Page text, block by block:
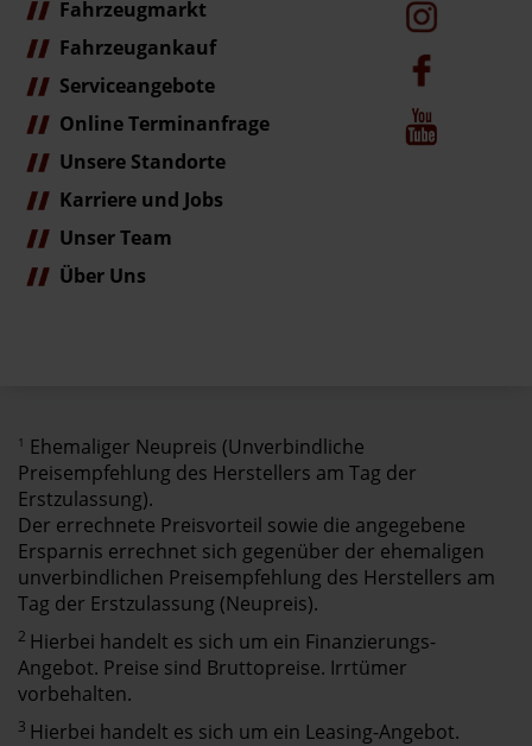
Fahrzeugmarkt
Fahrzeugankauf
Serviceangebote
Online Terminanfrage
Unsere Standorte
Karriere und Jobs
Unser Team
Über Uns
1 Ehemaliger Neupreis (Unverbindliche
Preisempfehlung des Herstellers am Tag der
Erstzulassung).
Der errechnete Preisvorteil sowie die angegebene
Ersparnis errechnet sich gegenüber der ehemaligen
unverbindlichen Preisempfehlung des Herstellers am
Tag der Erstzulassung (Neupreis).
2 Hierbei handelt es sich um ein Finanzierungs-
Angebot. Preise sind Bruttopreise. Irrtümer
vorbehalten.
3 Hierbei handelt es sich um ein Leasing-Angebot.